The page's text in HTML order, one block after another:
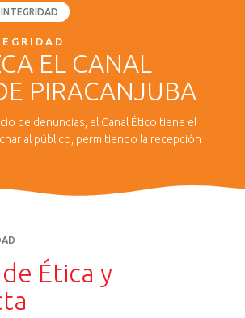
EL CANAL
PIRACANJUBA
de denuncias, el Canal Ético tiene el
al público, permitiendo la recepción
Ética y